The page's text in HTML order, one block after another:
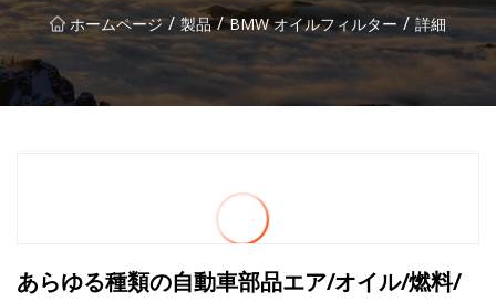
ホームページ / 製品 / BMW オイルフィルター / 詳細
あらゆる種類の自動車部品エア/オイル/燃料/